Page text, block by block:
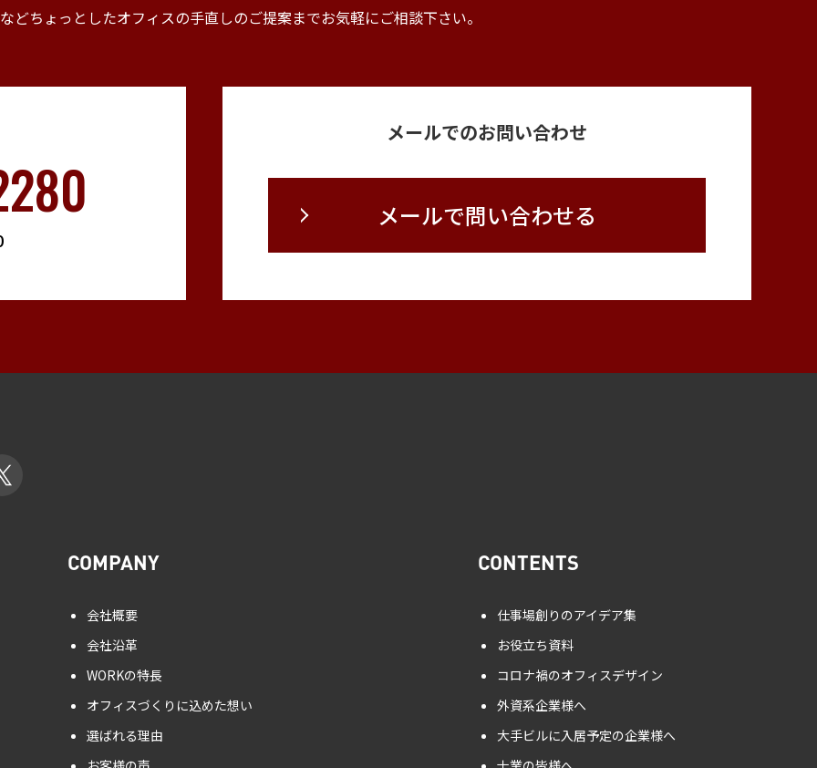
どちょっとしたオフィスの手直しのご提案までお気軽にご相談下さい。
メールでのお問い合わせ
メールで問い合わせる
COMPANY
会社概要
会社沿革
WORKの特長
オフィスづくりに込めた想い
選ばれる理由
CONTENTS
仕事場創りのアイデア集
お役立ち資料
コロナ禍のオフィスデザイン
外資系企業様へ
大手ビルに入居予定の企業様へ